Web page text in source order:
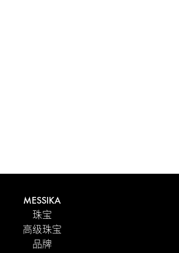
探索
MESSIKA
珠宝
高级珠宝
品牌